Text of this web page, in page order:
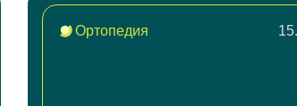
челюсти
циркония
E-max
Ортопедия